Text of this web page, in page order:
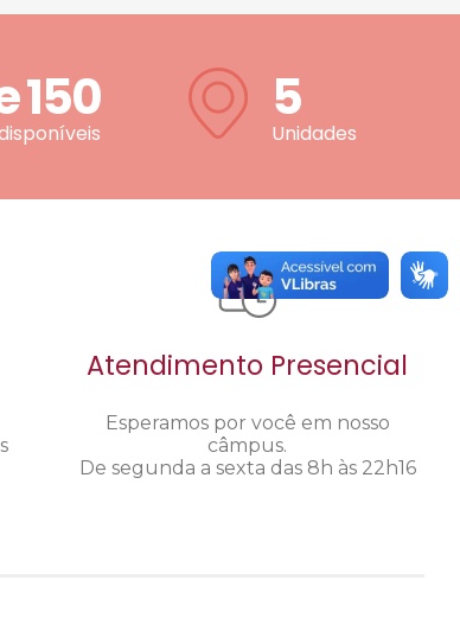
150 5
Unidades
Atendimento Presencial
Esperamos por você em nosso
câmpus.
De segunda a sexta das 8h às 22h16